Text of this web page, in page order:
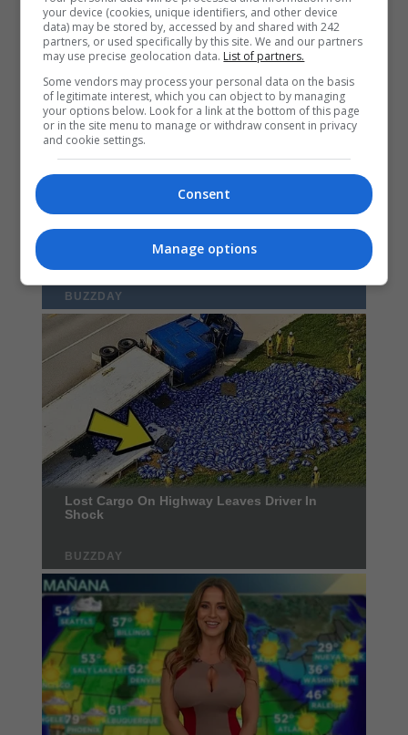
your device (cookies, unique identifiers, and other device
data) may be stored by, accessed by and shared with 242
partners, or used specifically by this site. We and our partners
may use precise geolocation data. List of partners.
Some vendors may process your personal data on the basis
of legitimate interest, which you can object to by managing
your options below. Look for a link at the bottom of this page
or in the site menu to manage or withdraw consent in privacy
and cookie settings.
Consent
Manage options